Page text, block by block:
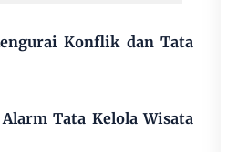
Konflik dan Tata
Tata Kelola Wisata